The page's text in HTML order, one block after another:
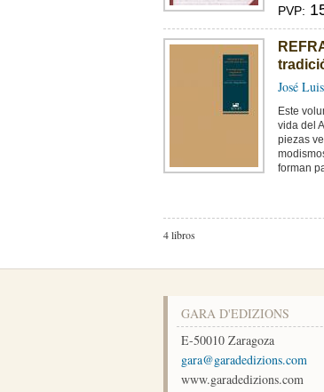
PVP:
José
Este
vida del
piezas
forman
4 libros
GARA D'EDIZIONS
E-50010 Zaragoza
moc.snoizidedarag@arag
www.garadedizions.com